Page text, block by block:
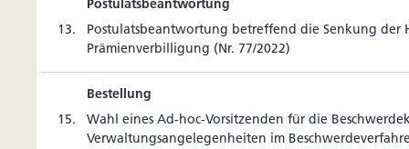
Postulatsbeantwortung
13.
Postu­lats­be­ant­wor­tung betref­fend die Sen­kung der
Prä­mi­en­ver­bil­li­gung (Nr. 77/2022)
Bestellung
15.
Wahl eines Ad-hoc-Vor­sit­zenden für die
Ver­wal­tungs­an­ge­le­gen­heiten im